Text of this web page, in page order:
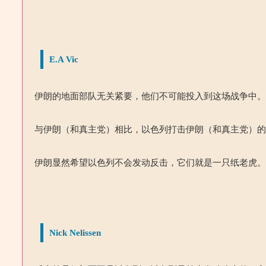
E.A Vic
伊朗的地面部队无关紧要，他们不可能投入到这场战争中。
与伊朗（和真主党）相比，以色列打击伊朗（和真主党）
伊朗显然希望以色列不会发动反击，它们就是一只纸老虎。
Nick Nelissen